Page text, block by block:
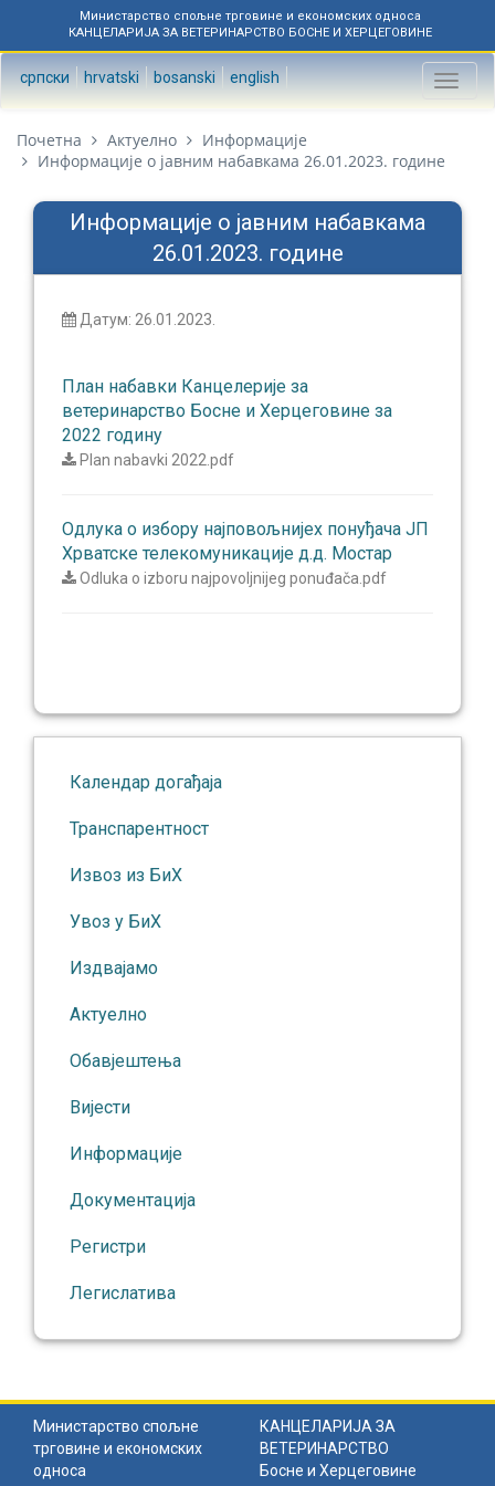
Министарство спољне трговине и економских односа
КАНЦЕЛАРИЈА ЗА ВЕТЕРИНАРСТВО БОСНЕ И ХЕРЦЕГОВИНЕ
српски hrvatski bosanski english
Toggle
Почетна Актуелно
Информације
Информације о јавним набавкама 26.01.2023. године
Информације о јавним набавкама
26.01.2023. године
Датум: 26.01.2023.
План набавки Канцелерије за
ветеринарство Босне и Херцеговине за
2022 годину
Plan nabavki 2022.pdf
Одлука о избору најповољнијех понуђача ЈП
Хрватске телекомуникације д.д. Мостар
Odluka o izboru najpovoljnijeg ponuđača.pdf
Календар догађаја
Транспарентност
Извоз из БиХ
Увоз у БиХ
Издвајамо
Актуелно
Обавјештења
Вијести
Информације
Документација
Регистри
Легислатива
Министарство спољне
трговине и економских
односа
КАНЦЕЛАРИЈА ЗА
ВЕТЕРИНАРСТВО
Босне и Херцеговине